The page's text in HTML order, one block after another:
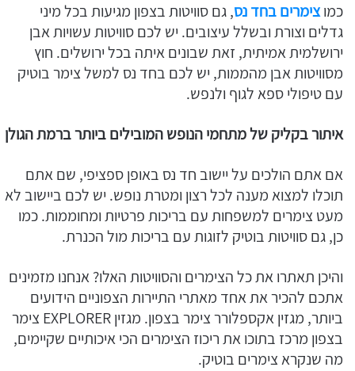
כמוצימרים בחד נס, גם סוויטות בצפון מגיעות בכל מיני
גדלים וצורת ובשלל עיצובים. יש לכם סוויטות עשויות אבן
ירושלמית אמיתית, זאת שבונים איתה בכל ירושלים. חוץ
מסוויטות אבן מהממות, יש לכם בחד נס למשל צימר בוטיק
עם טיפולי ספא לגוף ולנפש.
איתור בקליק של מתחמי הנופש המובילים ביותר ברמת הגולן
אם אתם הולכים על יישוב חד נס באופן ספציפי, שם אתם
תוכלו למצוא מענה לכל רצון ומטרת נופש. יש לכם ביישוב לא
מעט צימרים למשפחות עם בריכות פרטיות ומחוממות. כמו
כן, גם סוויטות בוטיק לזוגות עם בריכות מול הכנרת.
והיכן תאתרו את כל הצימרים והסוויטות האלו? אנחנו מזמינים
אתכם להכיר את אחד מאתרי התיירות הצפוניים הידועים
ביותר, מגזין אקספלורר צימר בצפון. מגזין EXPLORER צימר
בצפון מרכז בתוכו את ריכוז הצימרים הכי איכותיים שקיימים,
מה שנקרא צימרים בוטיק.